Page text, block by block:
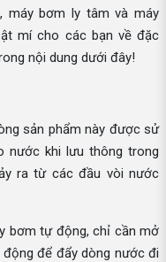
máy bơm ly tâm và máy
mí cho các bạn về đặc
nội dung dưới đây!
sản phẩm này được sử
nước khi lưu thông trong
ra từ các đầu vòi nước
bơm tự động, chỉ cần mở
để đẩy dòng nước đi